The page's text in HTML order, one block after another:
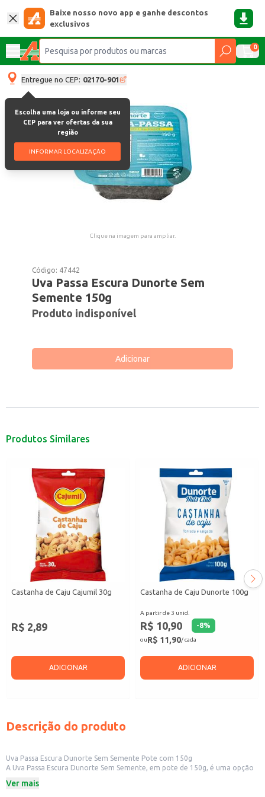
Baixe nosso novo app e ganhe descontos
exclusivos
0
Entregue no CEP: 02170-901
Escolha uma loja ou informe seu
CEP para ver ofertas da sua
região
INFORMAR LOCALIZAÇÃO
Clique na imagem para ampliar.
Código: 47442
Uva Passa Escura Dunorte Sem
Semente 150g
Produto indisponível
Adicionar
Produtos Similares
Castanha de Caju Cajumil 30g
R$ 2,89
ADICIONAR
Castanha de Caju Dunorte 100g
A partir de 3 unid.
R$ 10,90 -8%
ouR$ 11,90/ cada
ADICIONAR
Descrição do produto
Uva Passa Escura Dunorte Sem Semente Pote com 150g
A Uva Passa Escura Dunorte Sem Semente, em pote de 150g, é uma opção
quem busca praticidade e qualidade em um produto versátil.
Ver mais